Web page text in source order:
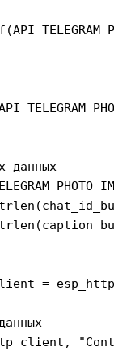
данных
=